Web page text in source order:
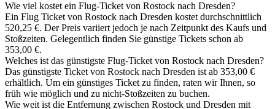
Wie viel kostet ein Flug-Ticket von Rostock nach Dresden?
Ein Flug Ticket von Rostock nach Dresden kostet durchschnittlich
520,25 €. Der Preis variiert jedoch je nach Zeitpunkt des Kaufs und
Stoßzeiten. Gelegentlich finden Sie günstige Tickets schon ab
353,00 €.
Welches ist das günstigste Flug-Ticket von Rostock nach Dresden?
Das günstigste Ticket von Rostock nach Dresden ist ab 353,00 €
erhältlich. Um ein günstiges Ticket zu finden, raten wir Ihnen, so
früh wie möglich und zu nicht-Stoßzeiten zu buchen.
Wie weit ist die Entfernung zwischen Rostock und Dresden mit